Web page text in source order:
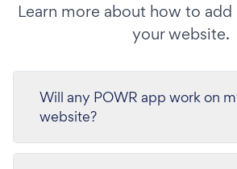
Learn more about how to
your website.
Will any POWR app work on
website?